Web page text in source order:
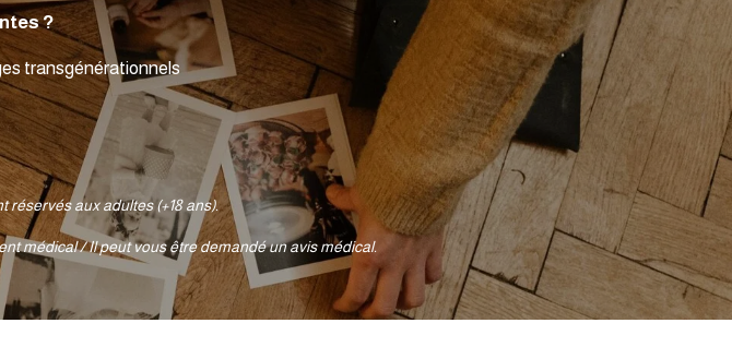
?
transgénérationnels
aux adultes (+18 ans).
médical / Il peut vous être demandé un avis médical.